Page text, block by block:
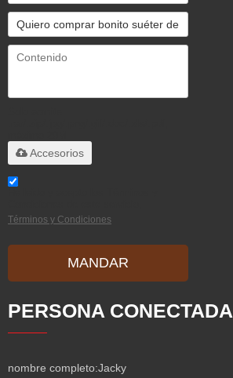
Accesorios
Términos y Condiciones
MANDAR
PERSONA CONECTADA
nombre completo:Jacky